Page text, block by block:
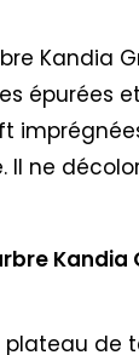
épurées
ne